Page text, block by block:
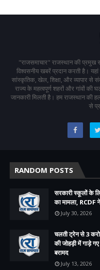
"राजसमाचार" राजस्थान की प्रमुख
विश्वसनीय खबरें प्रदान करती है।
सांस्कृतिक, खेल, शिक्षा, और व्यापार से
राज्य के महत्वपूर्ण शहरों और गांवों की
जानकारी मिलती है। हम राजस्थान
से
RANDOM POSTS
सरकारी स्कूलों के
का मामला, RCDF
July 30, 2026
चलती ट्रेन से 3
की जोहड़ी में गाड़े
बरामद
July 13, 2026